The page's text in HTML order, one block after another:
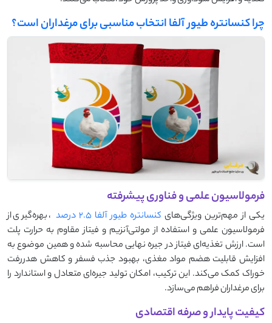
چرا کنسانتره طیور آلفا انتخاب مناسبی برای مرغداران است؟
فرمولاسیون علمی و فناوری پیشرفته
یکی از مهم‌ترین ویژگی‌های کنسانتره طیور آلفا 2.5 درصد
، بهره‌گیری از
فرمولاسیون علمی و استفاده از مولتی‌آنزیم و فیتاز مقاوم به حرارت پلت
است. ارزش تغذیه‌ای فیتاز در جیره نهایی محاسبه شده و همین موضوع به
افزایش قابلیت هضم مواد مغذی، بهبود جذب فسفر و کاهش هدررفت
خوراک کمک می‌کند. این ترکیب، امکان تولید جیره‌ای متعادل و استاندارد را
برای مرغداران فراهم می‌سازد.
کیفیت پایدار و صرفه اقتصادی